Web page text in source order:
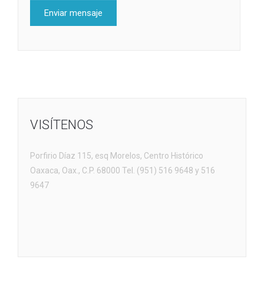
VISÍTENOS
Porfirio Díaz 115, esq Morelos, Centro Histórico
Oaxaca, Oax., C.P. 68000 Tel. (951) 516 9648 y 516
9647